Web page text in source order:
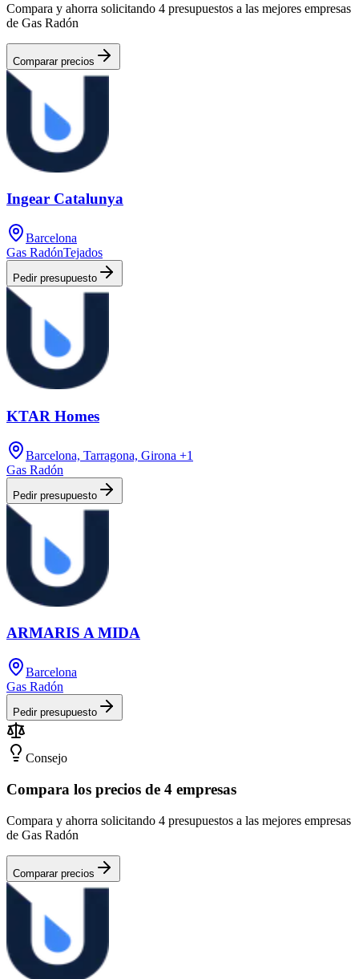
Compara y ahorra solicitando 4 presupuestos a las mejores empresas
de Gas Radón
Comparar precios
Ingear Catalunya
Barcelona
Gas RadónTejados
Pedir presupuesto
KTAR Homes
Barcelona, Tarragona, Girona +1
Gas Radón
Pedir presupuesto
ARMARIS A MIDA
Barcelona
Gas Radón
Pedir presupuesto
Consejo
Compara los precios de 4 empresas
Compara y ahorra solicitando 4 presupuestos a las mejores empresas
de Gas Radón
Comparar precios